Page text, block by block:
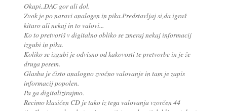
Okapi..DAC gor ali dol.
Zvok je po naravi analogen in pika.Predstavljaj si,da igraš
kitaro ali nekaj in to valovi...
Ko to pretvoriš v digitalno obliko se zmeraj nekaj informacij
izgubi in pika.
Koliko se izgubi je odvisno od kakovosti te pretvorbe in je že
druga pesem.
Glasba je čisto analogno zvočno valovanje in tam je zapis
informacij popolen.
Pa ga digitalizirajmo.
Recimo klasičen CD je tako iz tega valovanja vzorčen 44